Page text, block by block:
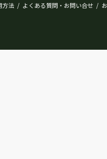
方法 / よくある質問・お問い合せ /